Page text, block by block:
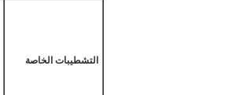
التشطيبات الخاصة